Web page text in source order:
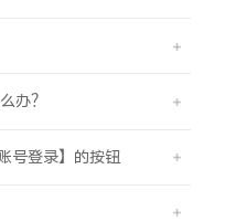
办？
号登录】的按钮